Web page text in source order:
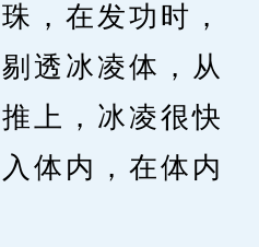
，在发功时，
透冰凌体，从
上，冰凌很快
体内，在体内